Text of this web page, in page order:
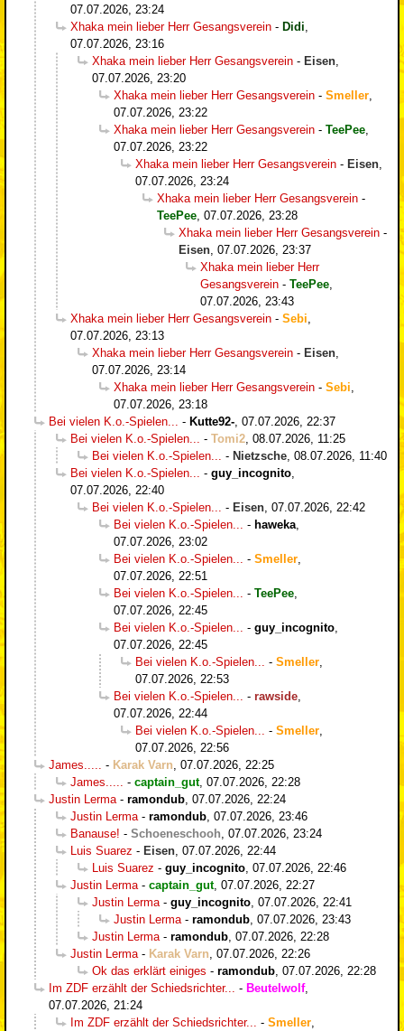
07.07.2026, 23:24
Xhaka mein lieber Herr Gesangsverein - Didi
07.07.2026, 23:16
Xhaka mein lieber Herr Gesangsverein - Eisen
07.07.2026, 23:20
Xhaka mein lieber Herr Gesangsverein - Smeller
07.07.2026, 23:22
Xhaka mein lieber Herr Gesangsverein - TeePee
07.07.2026, 23:22
Xhaka mein lieber Herr Gesangsverein - Eisen
07.07.2026, 23:24
Xhaka mein lieber Herr Gesangsverein -
TeePee 07.07.2026, 23:28
Xhaka mein lieber Herr Gesangsverein -
Eisen 07.07.2026, 23:37
Xhaka mein lieber Herr
Gesangsverein - TeePee
07.07.2026, 23:43
Xhaka mein lieber Herr Gesangsverein - Sebi
07.07.2026, 23:13
Xhaka mein lieber Herr Gesangsverein - Eisen
07.07.2026, 23:14
Xhaka mein lieber Herr Gesangsverein - Sebi
07.07.2026, 23:18
Bei vielen K.o.-Spielen...
- Kutte92- 07.07.2026, 22:37
Bei vielen K.o.-Spielen...
- Tomi2 08.07.2026, 11:25
Bei vielen K.o.-Spielen...
- Nietzsche 08.07.2026, 11:40
Bei vielen K.o.-Spielen...
- guy_incognito
07.07.2026, 22:40
Bei vielen K.o.-Spielen...
- Eisen 07.07.2026, 22:42
Bei vielen K.o.-Spielen...
- haweka
07.07.2026, 23:02
Bei vielen K.o.-Spielen...
- Smeller
07.07.2026, 22:51
Bei vielen K.o.-Spielen...
- TeePee
07.07.2026, 22:45
Bei vielen K.o.-Spielen...
- guy_incognito
07.07.2026, 22:45
Bei vielen K.o.-Spielen...
- Smeller
07.07.2026, 22:53
Bei vielen K.o.-Spielen...
- rawside
07.07.2026, 22:44
Bei vielen K.o.-Spielen...
- Smeller
07.07.2026, 22:56
James.....
- Karak Varn 07.07.2026, 22:25
James.....
- captain_gut, 07.07.2026, 22:28
Justin Lerma - ramondub 07.07.2026, 22:24
Justin Lerma - ramondub 07.07.2026, 23:46
Banause! - Schoeneschooh 07.07.2026, 23:24
Luis Suarez - Eisen 07.07.2026, 22:44
Luis Suarez - guy_incognito 07.07.2026, 22:46
Justin Lerma - captain_gut, 07.07.2026, 22:27
Justin Lerma - guy_incognito 07.07.2026, 22:41
Justin Lerma - ramondub 07.07.2026, 23:43
Justin Lerma - ramondub 07.07.2026, 22:28
Justin Lerma - Karak Varn 07.07.2026, 22:26
Ok das erklärt einiges - ramondub 07.07.2026, 22:28
Im ZDF erzählt der Schiedsrichter...
- Beutelwolf,
07.07.2026, 21:24
Im ZDF erzählt der Schiedsrichter...
- Smeller